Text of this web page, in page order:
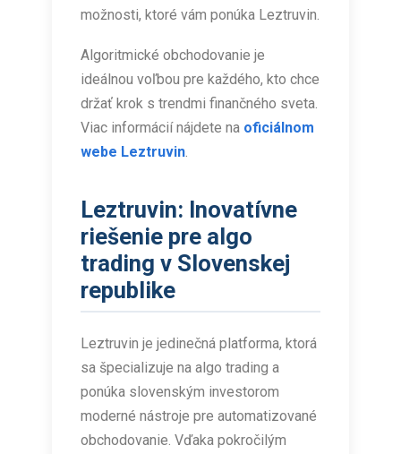
možnosti, ktoré vám ponúka Leztruvin.
Algoritmické obchodovanie je
ideálnou voľbou pre každého, kto chce
držať krok s trendmi finančného sveta.
Viac informácií nájdete na oficiálnom
webe Leztruvin
Leztruvin: Inovatívne
riešenie pre algo
trading v Slovenskej
republike
Leztruvin je jedinečná platforma, ktorá
sa špecializuje na algo trading a
ponúka slovenským investorom
moderné nástroje pre automatizované
obchodovanie. Vďaka pokročilým